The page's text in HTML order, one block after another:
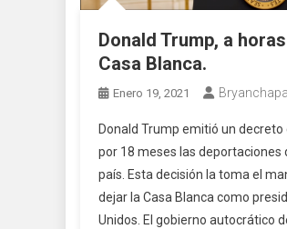
Donald Trump, a
Casa Blanca.
Enero 19, 2021
Donald Trump emitió un
por 18 meses las deportaciones
país. Esta decisión la toma el
dejar la Casa Blanca como
Unidos. El gobierno autocrático